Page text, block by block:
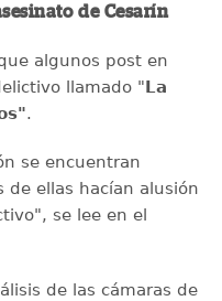
de Cesarín
algunos post en
llamado "La
.
se encuentran
de ellas hacían alusión
se lee en el
de las cámaras de